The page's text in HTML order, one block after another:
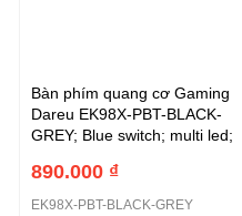
Bàn phím quang cơ Gaming
Dareu EK98X-PBT-BLACK-
GREY; Blue switch; multi led;
890.000 ₫
EK98X-PBT-BLACK-GREY